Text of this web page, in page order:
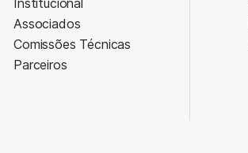
Institucional
Associados
Comissões Técnicas
Parceiros